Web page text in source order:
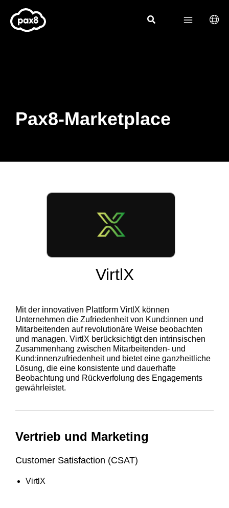
Inhalt
springen
Pax8-Marketplace
VirtlX
Mit der innovativen Plattform VirtlX können
Unternehmen die Zufriedenheit von Kund:innen und
Mitarbeitenden auf revolutionäre Weise beobachten
und managen. VirtlX berücksichtigt den intrinsischen
Zusammenhang zwischen Mitarbeitenden- und
Kund:innenzufriedenheit und bietet eine ganzheitliche
Lösung, die eine konsistente und dauerhafte
Beobachtung und Rückverfolung des Engagements
gewährleistet.
Vertrieb und Marketing
Customer Satisfaction (CSAT)
VirtlX